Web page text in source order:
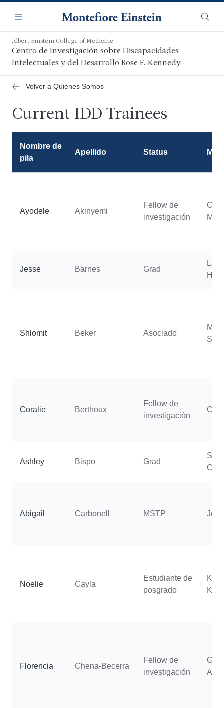
contenido
principal
Navegación
Menú
Albert Einstein College of Medicine
Centro de Investigación sobre Discapacidades
Intelectuales y del Desarrollo Rose F. Kennedy
Volver a Quiénes Somos
Current IDD Trainees
Nombre de
pila
Apellido Status
Ayodele Akinyemi
Fellow de
investigación
Jesse Barnes Grad
Shlomit Beker Asociado
Coralie Berthoux
Fellow de
investigación
Ashley Bispo Grad
C.
Abigail Carbonell MSTP
Noelie Cayla
Estudiante de
posgrado
Florencia Chena-Becerra
Fellow de
investigación